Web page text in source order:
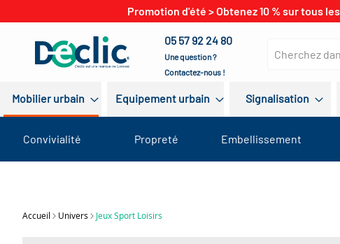
Promotion d'été > Obtenez 10 % sur tous
05 57 92 24 80
Une question ?
Contactez-nous !
Mobilier urbain Equipement urbain Signalisation
Convivialité Propreté Embellissement
Accueil Univers Jeux Sport Loisirs